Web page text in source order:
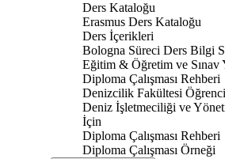
Ders Kataloğu
Erasmus Ders Kataloğu
Ders İçerikleri
Bologna Süreci Ders Bilgi
Eğitim & Öğretim ve Sınav
Diploma Çalışması Rehberi
Denizcilik Fakültesi
Deniz İşletmeciliği ve
İçin
Diploma Çalışması Rehberi
Diploma Çalışması Örneği